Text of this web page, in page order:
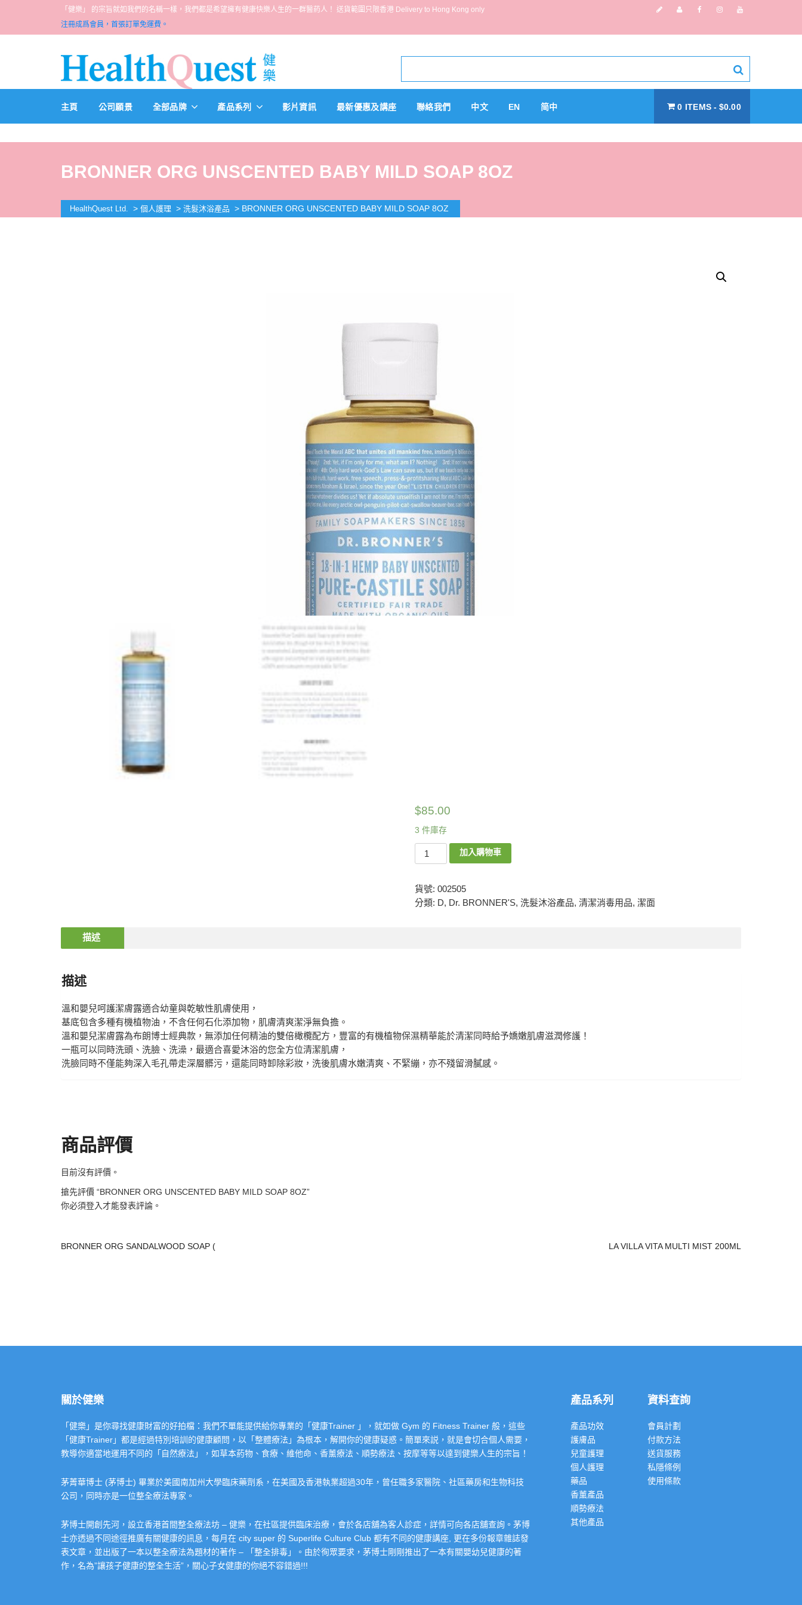
「健樂」 的宗旨就如我們的名稱一樣，我們都是希望擁有健康快樂人生的一群醫葯人！ 送貨範圍只限香港 Delivery to Hong Kong only
注冊成爲會員，首張訂單免運費。
主頁 公司願景 全部品牌 產品系列 影片資訊 最新優惠及講座 聯絡我們 中文 EN 简中 0 ITEMS $0.00
BRONNER ORG UNSCENTED BABY MILD SOAP 8OZ
HealthQuest Ltd. > 個人護理 > 洗髮沐浴產品 > BRONNER ORG UNSCENTED BABY MILD SOAP 8OZ
$85.00
3 件庫存
加入購物車
貨號: 002505
分類: D, Dr. BRONNER'S, 洗髮沐浴產品, 清潔消毒用品, 潔面
描述
描述
溫和嬰兒呵護潔膚露適合幼童與乾敏性肌膚使用，
基底包含多種有機植物油，不含任何石化添加物，肌膚清爽潔淨無負擔。
溫和嬰兒潔膚露為布朗博士經典款，無添加任何精油的雙倍橄欖配方，豐富的有機植物保濕精華能於清潔同時給予嬌嫩肌膚滋潤修護！
一瓶可以同時洗頭、洗臉、洗澡，最適合喜愛沐浴的您全方位清潔肌膚，
洗臉同時不僅能夠深入毛孔帶走深層髒污，還能同時卸除彩妝，洗後肌膚水嫩清爽、不緊繃，亦不殘留滑膩感。
商品評價
目前沒有評價。
搶先評價 “BRONNER ORG UNSCENTED BABY MILD SOAP 8OZ”
你必須登入 才能發表評論。
BRONNER ORG SANDALWOOD SOAP ( LA VILLA VITA MULTI MIST 200ML
關於健樂
「健樂」是你尋找健康財富的好拍檔：我們不單能提供給你專業的「健康Trainer 」，就如做 Gym 的 Fitness Trainer 般，這些
「健康Trainer」都是經過特別培訓的健康顧問，以「整體療法」為根本，解開你的健康疑惑。簡單來説，就是會切合個人需要，
教導你適當地運用不同的「自然療法」，如草本葯物、食療、維他命、香薰療法、順勢療法、按摩等等以達到健樂人生的宗旨！
茅菁華博士 (茅博士) 畢業於美國南加州大學臨床藥劑系，在美國及香港執業超過30年，曾任職多家醫院、社區藥房和生物科技
公司，同時亦是一位整全療法專家。
茅博士開創先河，設立香港首間整全療法坊 – 健樂，在社區提供臨床治療，會於各店舖為客人診症，詳情可向各店舖查詢。茅博
士亦透過不同途徑推廣有關健康的訊息，每月在 city super 的 Superlife Culture Club 都有不同的健康講座, 更在多份報章雜誌發
表文章，並出版了一本以整全療法為題材的著作 – 「整全排毒」。由於徇眾要求，茅博士剛剛推出了一本有關嬰幼兒健康的著
作，名為”讓孩子健康的整全生活”，關心子女健康的你絕不容錯過!!!
產品系列
產品功效
護膚品
兒童護理
個人護理
藥品
香薰產品
順勢療法
其他產品
資料查詢
會員計劃
付款方法
送貨服務
私隱條例
使用條款